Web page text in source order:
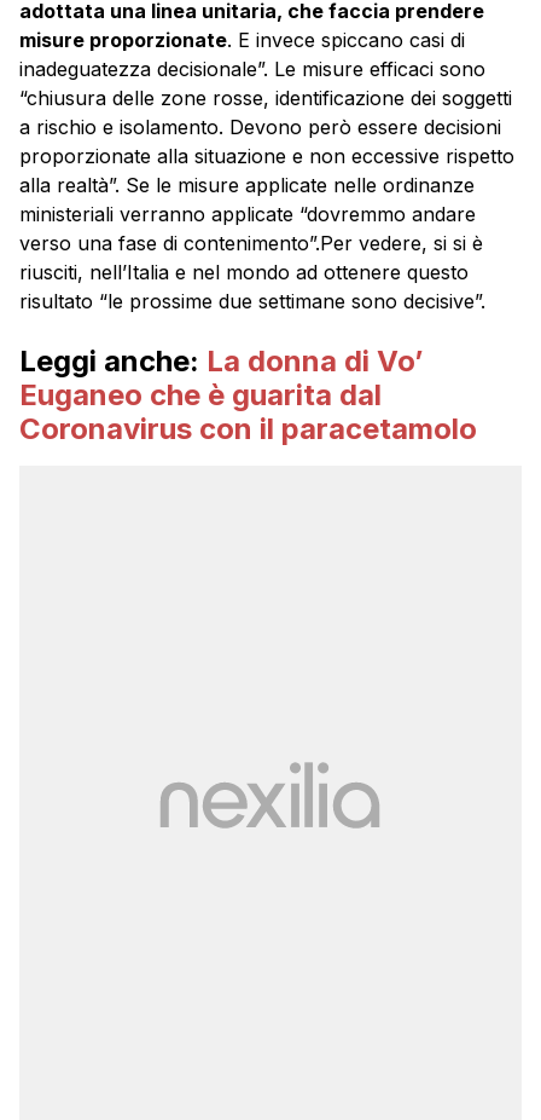
adottata una linea unitaria, che faccia prendere
misure proporzionate. E invece spiccano casi di
inadeguatezza decisionale”. Le misure efficaci sono
“chiusura delle zone rosse, identificazione dei soggetti
a rischio e isolamento. Devono però essere decisioni
proporzionate alla situazione e non eccessive rispetto
alla realtà”. Se le misure applicate nelle ordinanze
ministeriali verranno applicate “dovremmo andare
verso una fase di contenimento”.Per vedere, si si è
riusciti, nell’Italia e nel mondo ad ottenere questo
risultato “le prossime due settimane sono decisive”.
Leggi anche: La donna di Vo’
Euganeo che è guarita dal
Coronavirus con il paracetamolo